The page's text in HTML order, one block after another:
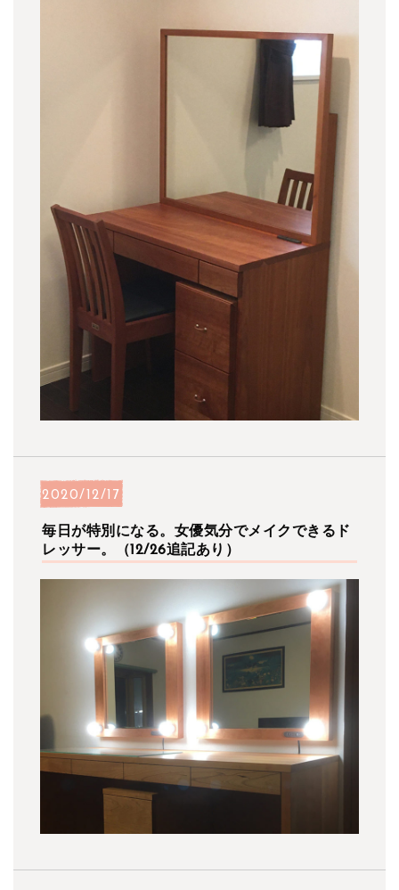
2020/12/17
毎日が特別になる。女優気分でメイクできるド
レッサー。（12/26追記あり）